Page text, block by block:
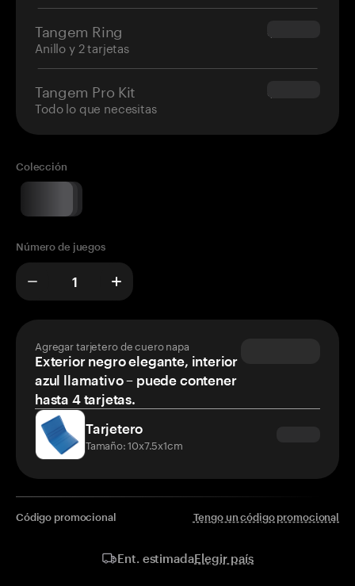
Tangem Ring
Anillo y 2 tarjetas
$160.00
Tangem Pro Kit
Todo lo que necesitas
$180.00
Colección
Número de juegos
Agregar tarjetero de cuero napa
Exterior negro elegante, interior
azul llamativo – puede contener
hasta 4 tarjetas.
Tarjetero
Tamaño: 10x7.5x1cm
Código promocional Tengo un código promocional
Ent. estimadaElegir país